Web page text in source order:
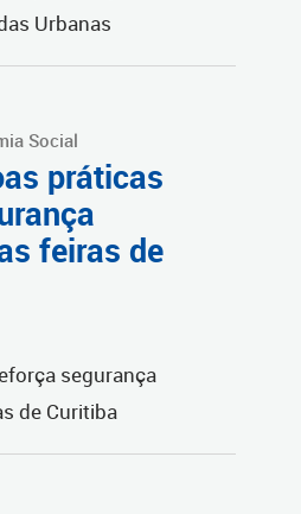
Social
práticas
feiras de